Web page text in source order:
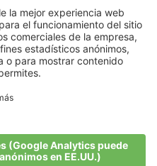
soc. agricola
Sitemap